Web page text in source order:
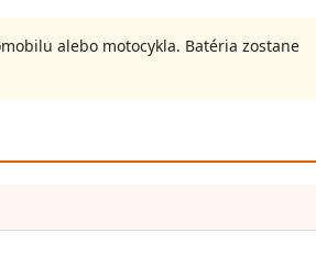
alebo motocykla. Batéria zostane